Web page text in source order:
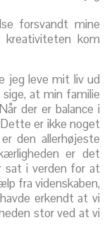
forsvandt mine
kreativiteten kom
jeg leve mit liv ud
at min familie
der er balance i
er ikke noget
den allerhøjeste
er det
sat i verden for at
fra videnskaben,
erkendt at vi
stor ved at vi